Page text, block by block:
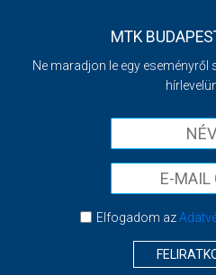
MTK
Ne maradjon le egy eseményről
Elfogadom az